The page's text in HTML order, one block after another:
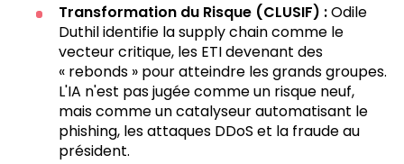
Transformation du Risque (CLUSIF) :Odile
Duthil identifie la supply chain comme le
vecteur critique, les ETI devenant des
« rebonds » pour atteindre les grands groupes.
L'IA n'est pas jugée comme un risque neuf,
mais comme un catalyseur automatisant le
phishing, les attaques DDoS et la fraude au
président.